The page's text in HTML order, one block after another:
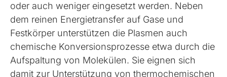
oder auch weniger eingesetzt werden. Neben
dem reinen Energietransfer auf Gase und
Festkörper unterstützen die Plasmen auch
chemische Konversionsprozesse etwa durch die
Aufspaltung von Molekülen. Sie eignen sich
damit zur Unterstützung von thermochemischen